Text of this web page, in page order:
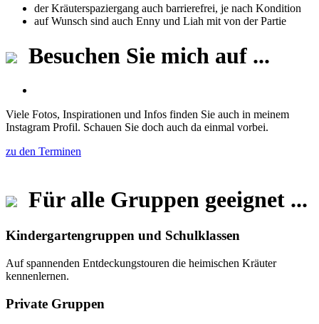
der Kräuterspaziergang auch barrierefrei, je nach Kondition
auf Wunsch sind auch Enny und Liah mit von der Partie
Besuchen Sie mich auf ...
Viele Fotos, Inspirationen und Infos finden Sie auch in meinem
Instagram Profil. Schauen Sie doch auch da einmal vorbei.
zu den Terminen
Für alle Gruppen geeignet ...
Kindergartengruppen und Schulklassen
Auf spannenden Entdeckungstouren die heimischen Kräuter
kennenlernen.
Private Gruppen